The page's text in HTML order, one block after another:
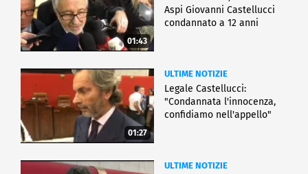
01:43
Aspi Giovanni Castellucci
condannato a 12 anni
01:27
ULTIME NOTIZIE
Legale Castellucci:
"Condannata l'innocenza,
confidiamo nell'appello"
ULTIME NOTIZIE